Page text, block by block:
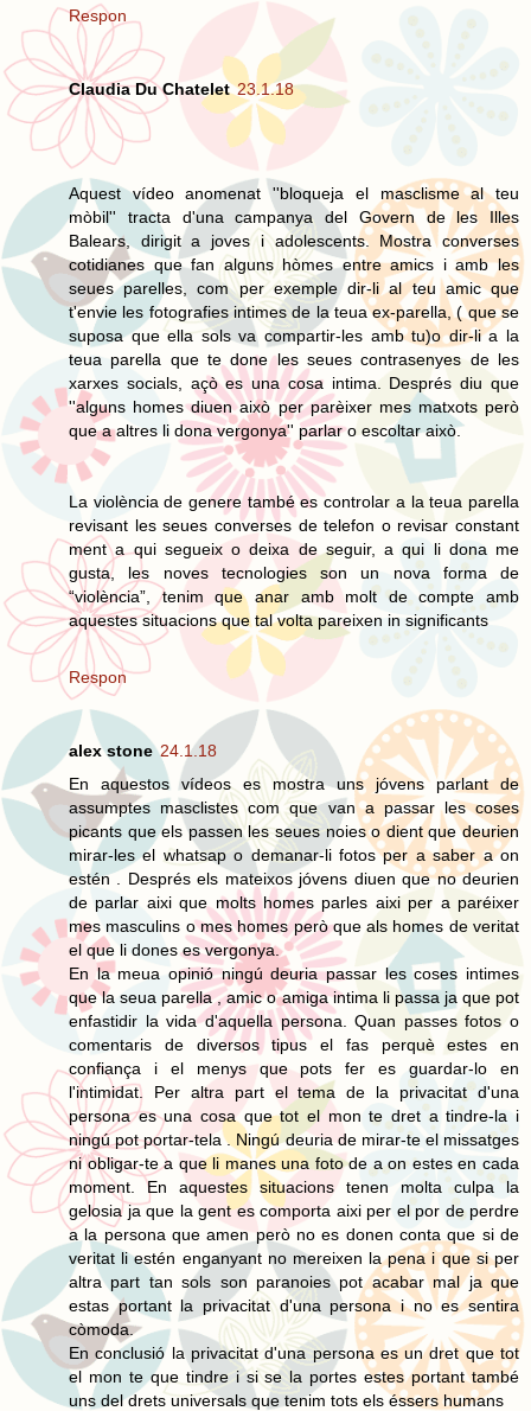
Respon
Claudia Du Chatelet 23.1.18
Aquest vídeo anomenat ''bloqueja el masclisme al teu
mòbil'' tracta d'una campanya del Govern de les Illes
Balears, dirigit a joves i adolescents. Mostra converses
cotidianes que fan alguns hòmes entre amics i amb les
seues parelles, com per exemple dir-li al teu amic que
t'envie les fotografies intimes de la teua ex-parella, ( que se
suposa que ella sols va compartir-les amb tu)o dir-li a la
teua parella que te done les seues contrasenyes de les
xarxes socials, açò es una cosa intima. Després diu que
''alguns homes diuen això per parèixer mes matxots però
que a altres li dona vergonya'' parlar o escoltar això.
La violència de genere també es controlar a la teua parella
revisant les seues converses de telefon o revisar constant
ment a qui segueix o deixa de seguir, a qui li dona me
gusta, les noves tecnologies son un nova forma de
“violència”, tenim que anar amb molt de compte amb
aquestes situacions que tal volta pareixen in significants
Respon
alex stone 24.1.18
En aquestos vídeos es mostra uns jóvens parlant de
assumptes masclistes com que van a passar les coses
picants que els passen les seues noies o dient que deurien
mirar-les el whatsap o demanar-li fotos per a saber a on
estén . Després els mateixos jóvens diuen que no deurien
de parlar aixi que molts homes parles aixi per a paréixer
mes masculins o mes homes però que als homes de veritat
el que li dones es vergonya.
En la meua opinió ningú deuria passar les coses intimes
que la seua parella , amic o amiga intima li passa ja que pot
enfastidir la vida d'aquella persona. Quan passes fotos o
comentaris de diversos tipus el fas perquè estes en
confiança i el menys que pots fer es guardar-lo en
l'intimidat. Per altra part el tema de la privacitat d'una
persona es una cosa que tot el mon te dret a tindre-la i
ningú pot portar-tela . Ningú deuria de mirar-te el missatges
ni obligar-te a que li manes una foto de a on estes en cada
moment. En aquestes situacions tenen molta culpa la
gelosia ja que la gent es comporta aixi per el por de perdre
a la persona que amen però no es donen conta que si de
veritat li estén enganyant no mereixen la pena i que si per
altra part tan sols son paranoies pot acabar mal ja que
estas portant la privacitat d'una persona i no es sentira
còmoda.
En conclusió la privacitat d'una persona es un dret que tot
el mon te que tindre i si se la portes estes portant també
uns del drets universals que tenim tots els éssers humans